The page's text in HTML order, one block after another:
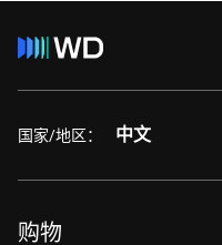
国家/地区： 中文
购物